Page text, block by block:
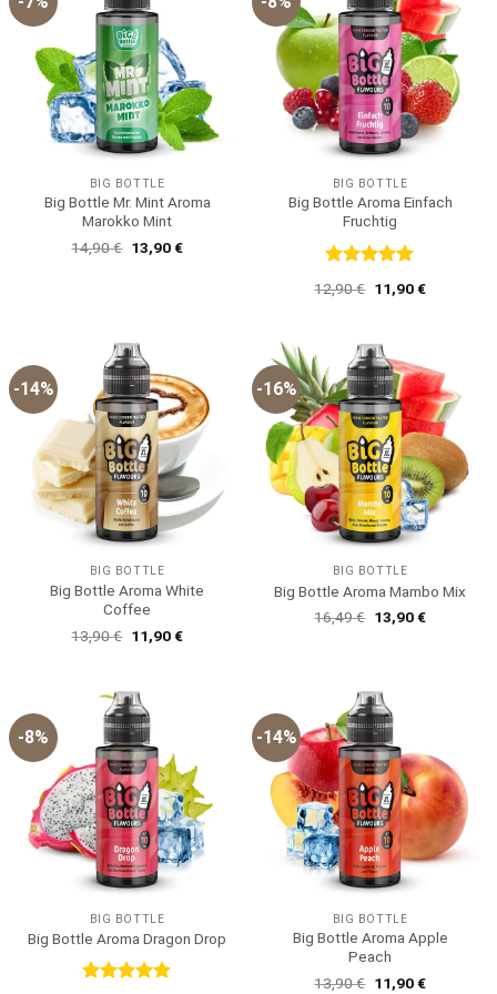
BIG BOTTLE
Big Bottle Mr. Mint Aroma
Marokko Mint
14,90€ Ursprünglicher
Preis
13,90€Aktueller
BIG BOTTLE
Big Bottle Aroma Einfach
Fruchtig
mit 5 von
12,90€ Ursprünglicher
Preis
11,90€Aktueller
-14%
BIG BOTTLE
Big Bottle Aroma White
Coffee
13,90€ Ursprünglicher
Preis
11,90€Aktueller
-16%
BIG BOTTLE
Big Bottle Aroma Mambo Mix
16,49€ Ursprünglicher
Preis
13,90€Aktueller
-8%
BIG BOTTLE
Big Bottle Aroma Dragon Drop
-14%
BIG BOTTLE
Big Bottle Aroma Apple
Peach
13,90€ Ursprünglicher
11,90€Aktueller